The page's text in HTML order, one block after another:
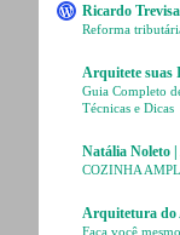
Ricardo
Reforma
Arquitete suas
Guia Completo
Técnicas e Dicas
Natália Noleto
COZINHA
Arquitetura do
Faça você